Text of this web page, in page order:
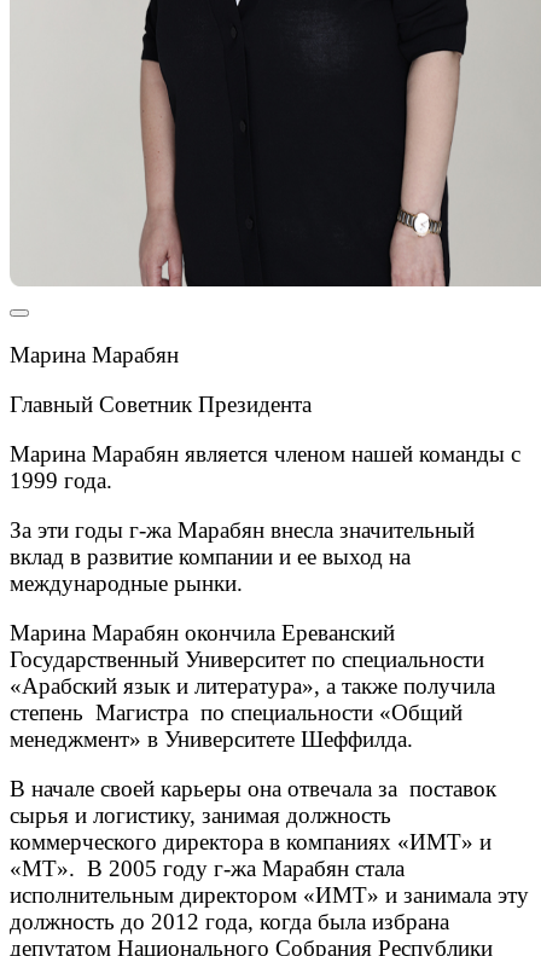
Марина Марабян
Главный Советник Президента
Марина Марабян является членом нашей команды с
1999 года.
За эти годы г-жа Марабян внесла значительный
вклад в развитие компании и ее выход на
международные рынки.
Марина Марабян окончила Ереванский
Государственный Университет по специальности
«Арабский язык и литература», а также получила
степень Mагистра по специальности «Общий
менеджмент» в Университете Шеффилда.
В начале своей карьеры она отвечала за поставок
сырья и логистику, занимая должность
коммерческого директора в компаниях «ИМТ» и
«МТ». В 2005 году г-жа Марабян стала
исполнительным директором «ИМТ» и занимала эту
должность до 2012 года, когда была избрана
депутатом Национального Собрания Республики